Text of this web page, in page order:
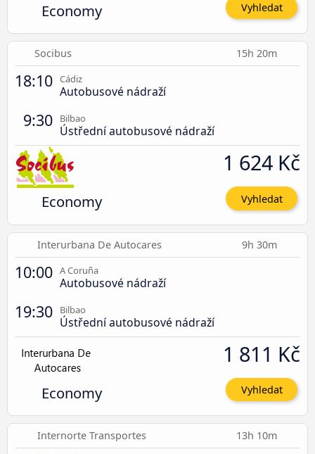
Economy Vyhledat
Socibus 15h 20m
18:10 Cádiz
Autobusové nádraží
9:30 Bilbao
Ústřední autobusové nádraží
Economy
1 624 Kč
Vyhledat
Interurbana De Autocares 9h 30m
10:00 A Coruña
Autobusové nádraží
19:30 Bilbao
Ústřední autobusové nádraží
Economy
1 811 Kč
Vyhledat
Internorte Transportes 13h 10m